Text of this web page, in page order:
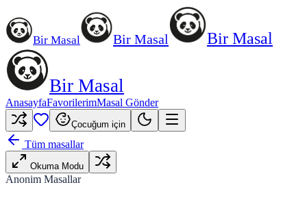
Bir Masal Bir Masal Bir Masal
Bir Masal
AnasayfaFavorilerimMasal Gönder
Çocuğum için
Tüm masallar
Okuma Modu
Anonim Masallar